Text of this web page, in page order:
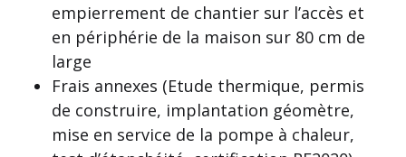
empierrement de chantier sur l’accès et
en périphérie de la maison sur 80 cm de
large
Frais annexes (Etude thermique, permis
de construire, implantation géomètre,
mise en service de la pompe à chaleur,